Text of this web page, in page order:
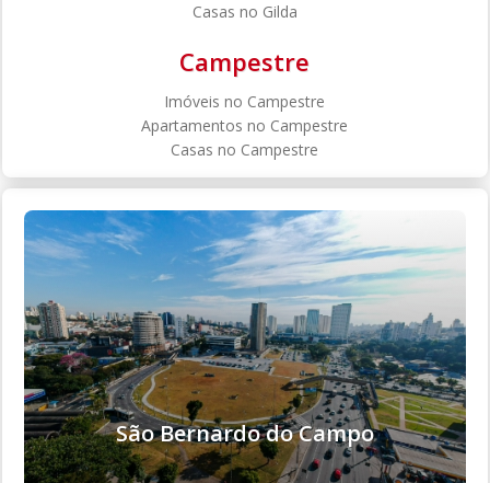
Casas no Gilda
Campestre
Imóveis no Campestre
Apartamentos no Campestre
Casas no Campestre
São Bernardo do Campo